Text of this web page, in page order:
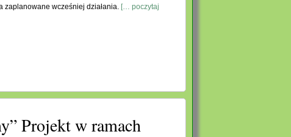
zaplanowane wcześniej działania. [… poczytaj
Projekt w ramach